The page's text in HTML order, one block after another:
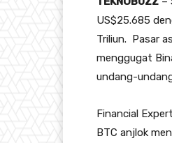
US$25.685
Triliun. Pasar
menggugat
undang-
Financial
BTC anjlok